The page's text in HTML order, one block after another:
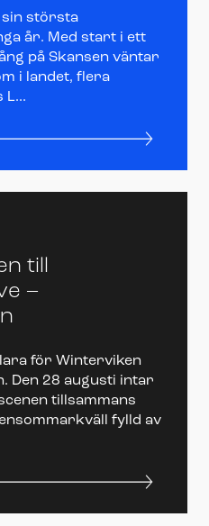
sin största
år. Med start i ett
på Skansen väntar
i landet, flera
L...
till
–
för Winterviken
Den 28 augusti intar
tillsammans
fylld av